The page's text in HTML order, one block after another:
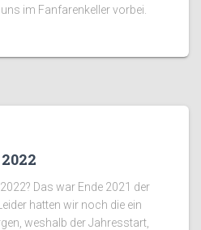
im Fanfarenkeller vorbei.
Das war Ende 2021 der
hatten wir noch die ein
weshalb der Jahresstart,